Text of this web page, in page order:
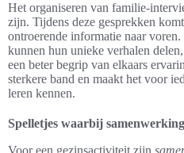
Het organiseren van familie-
zijn. Tijdens deze gesprekken
ontroerende informatie naar
kunnen hun unieke verhalen
een beter begrip van elkaars
sterkere band en maakt het voor
leren kennen.
Spelletjes waarbij